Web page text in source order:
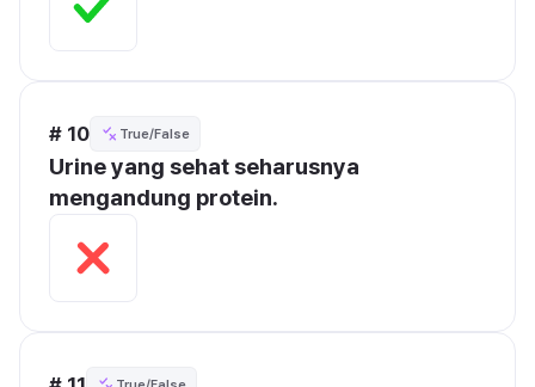
# 10 True/False
Urine yang sehat seharusnya
mengandung protein.